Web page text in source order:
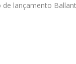
lançamento